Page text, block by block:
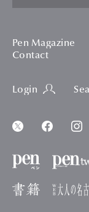
Pen Magazine
Contact
Login